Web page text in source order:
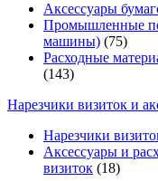
Аксессуары
Промышленные
машины) (75)
Расходные
(143)
Нарезчики визиток и
Нарезчики
Аксессуары и
визиток (18)